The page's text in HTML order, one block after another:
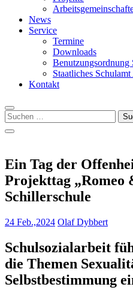
News
Service
Termine
Downloads
Benutzungsordnung
Staatliches
Kontakt
Suchen
nach:
Ein Tag der
Projekttag „Romeo
Schillerschule
24 Feb.,2024 Olaf Dybbert
Schulsozialarbeit
die Themen
Selbstbestimmung